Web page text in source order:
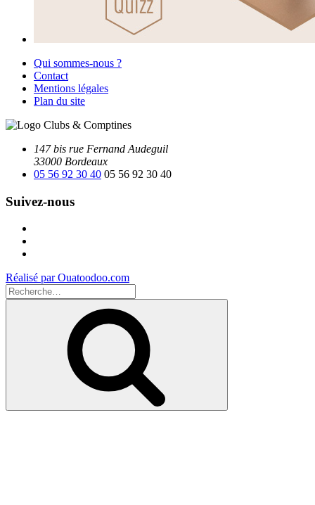
Qui sommes-nous ?
Contact
Mentions légales
Plan du site
147 bis rue Fernand Audeguil
33000 Bordeaux
05 56 92 30 40 05 56 92 30 40
Suivez-nous
Réalisé par Ouatoodoo.com
Recherche
pour